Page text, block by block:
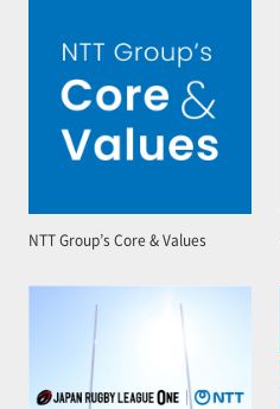
NTT Group’s Core & Values